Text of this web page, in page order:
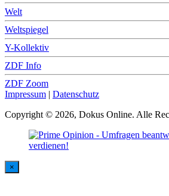
Welt
Weltspiegel
Y-Kollektiv
ZDF Info
ZDF Zoom
Impressum | Datenschutz
Copyright © 2026, Dokus Online. Alle
×